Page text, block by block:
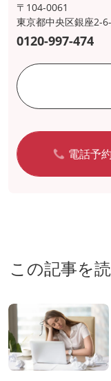
〒104-0061
東京都中央区銀座2-
0120-997-474
電話予約
この記事を